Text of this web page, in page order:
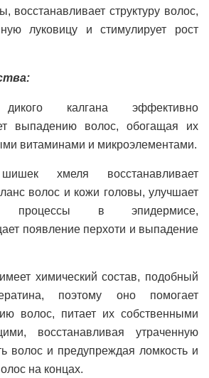
восстанавливает структуру волос,
луковицу и стимулирует рост
дикого калгана эффективно
выпадению волос, обогащая их
витаминами и микроэлементами.
хмеля восстанавливает
волос и кожи головы, улучшает
процессы в эпидермисе,
появление перхоти и выпадение
химический состав, подобный
поэтому оно помогает
волос, питает их собственными
восстанавливая утраченную
волос и предупреждая ломкость и
на концах.